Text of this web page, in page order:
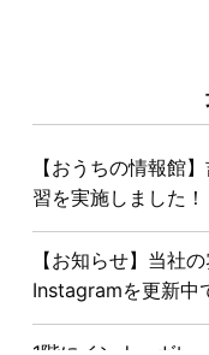
【おうちの情報館
習を実施しました！
【お知らせ】当社
Instagramを更新中